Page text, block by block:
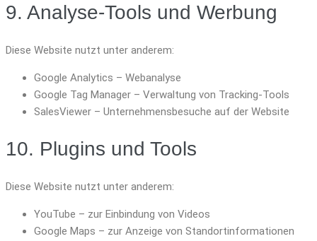
9. Analyse-Tools und Werbung
Diese Website nutzt unter anderem:
Google Analytics – Webanalyse
Google Tag Manager – Verwaltung von Tracking-Tools
SalesViewer – Unternehmensbesuche auf der Website
10. Plugins und Tools
Diese Website nutzt unter anderem:
YouTube – zur Einbindung von Videos
Google Maps – zur Anzeige von Standortinformationen